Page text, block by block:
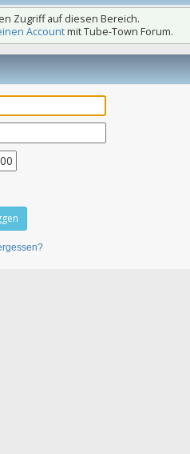
Zugriff auf diesen Bereich.
Accountmit Tube-Town Forum.